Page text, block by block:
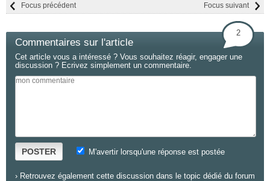
Focus suivant
Focus précédent
Commentaires sur l'article
2
Cet article vous a intéressé ? Vous souhaitez réagir, engager une
discussion ? Ecrivez simplement un commentaire.
POSTER M'avertir lorsqu'une réponse est postée
› Retrouvez également cette discussion dans le topic dédié du forum